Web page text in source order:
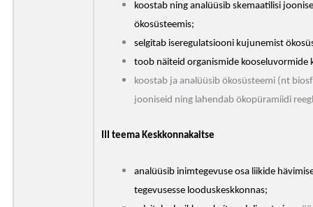
koostab ning analüüsib skemaatilisi
ökosüsteemis;
selgitab iseregulatsiooni kujunemist
toob näiteid organismide kooseluvormide
koostab ja analüüsib ökosüsteemi (nt
jooniseid ning lahendab ökopüramiidi
III teema Keskkonnakaitse
analüüsib inimtegevuse osa liikide
tegevusesse looduskeskkonnas;